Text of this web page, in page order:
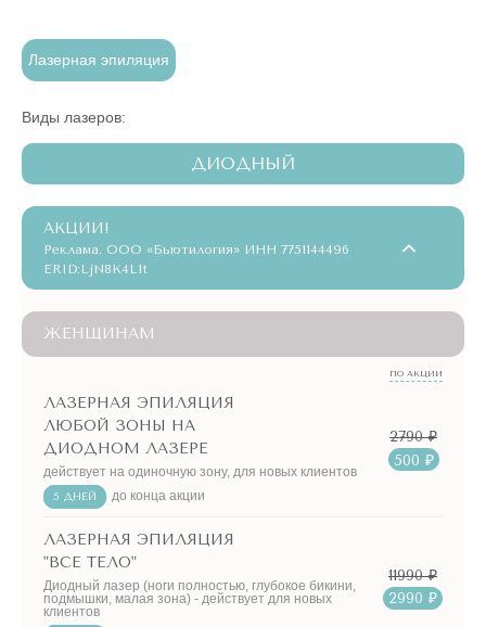
Лазерная эпиляция
Виды лазеров:
ДИОДНЫЙ
АКЦИИ!
Реклама. ООО «Бьютилогия» ИНН 7751144496
ERID:LjN8K4L1t
ЖЕНЩИНАМ
ПО АКЦИИ
ЛАЗЕРНАЯ ЭПИЛЯЦИЯ
ЛЮБОЙ ЗОНЫ НА
ДИОДНОМ ЛАЗЕРЕ
действует на одиночную зону, для новых клиентов
5 ДНЕЙ до конца акции
2790 ₽
500 ₽
ЛАЗЕРНАЯ ЭПИЛЯЦИЯ
"ВСЕ ТЕЛО"
Диодный лазер (ноги полностью, глубокое бикини,
подмышки, малая зона) - действует для новых
клиентов
11990 ₽
2990 ₽